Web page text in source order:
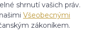
shrnutí vašich práv.
Všeobecnými
zákoníkem.